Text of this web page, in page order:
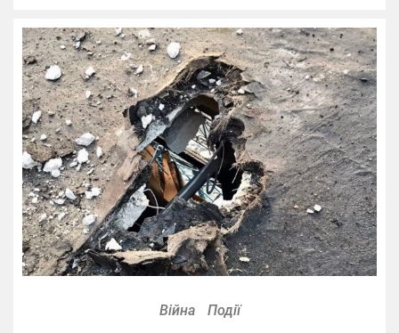
Війна Події